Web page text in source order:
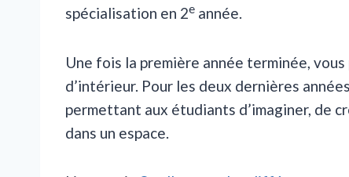
spécialisation en 2e année.
Une fois la première année terminée,
d’intérieur. Pour les deux dernières
permettant aux étudiants d’imaginer, de
dans un espace.